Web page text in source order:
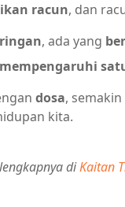
racun, dan
ringan, ada yang
mempengaruhi
dosa,
kita.
diKaitan